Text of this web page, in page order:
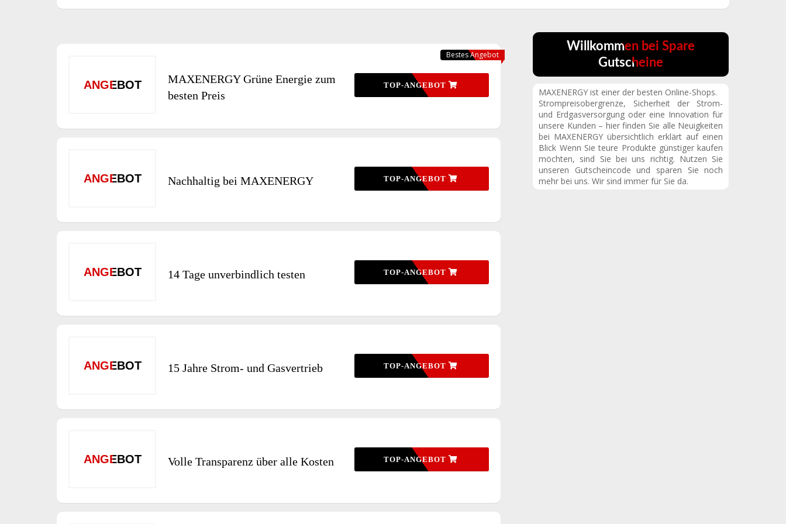
ANGEBOT
MAXENERGY Grüne Energie zum
besten Preis
TOP-ANGEBOT
Bestes Angebot
ANGEBOT Nachhaltig bei MAXENERGY TOP-ANGEBOT
ANGEBOT 14 Tage unverbindlich testen TOP-ANGEBOT
ANGEBOT 15 Jahre Strom- und Gasvertrieb TOP-ANGEBOT
ANGEBOT Volle Transparenz über alle Kosten TOP-ANGEBOT
Willkommen bei Spare
Gutscheine
MAXENERGY ist einer der besten Online-Shops.
Strompreisobergrenze, Sicherheit der Strom-
und Erdgasversorgung oder eine Innovation für
unsere Kunden – hier finden Sie alle Neuigkeiten
bei MAXENERGY übersichtlich erklärt auf einen
Blick Wenn Sie teure Produkte günstiger kaufen
möchten, sind Sie bei uns richtig. Nutzen Sie
unseren Gutscheincode und sparen Sie noch
mehr bei uns. Wir sind immer für Sie da.